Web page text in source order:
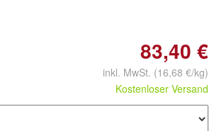
83,40 €
inkl. MwSt. (16,68 €/kg)
Kostenloser Versand